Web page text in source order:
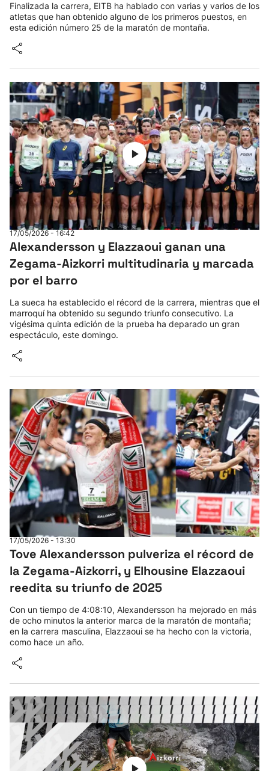
Finalizada la carrera, EITB ha hablado con varias y varios de los
atletas que han obtenido alguno de los primeros puestos, en
esta edición número 25 de la maratón de montaña.
17/05/2026 - 16:42
Alexandersson y Elazzaoui ganan una
Zegama-Aizkorri multitudinaria y marcada
por el barro
La sueca ha establecido el récord de la carrera, mientras que el
marroquí ha obtenido su segundo triunfo consecutivo. La
vigésima quinta edición de la prueba ha deparado un gran
espectáculo, este domingo.
17/05/2026 - 13:30
Tove Alexandersson pulveriza el récord de
la Zegama-Aizkorri, y Elhousine Elazzaoui
reedita su triunfo de 2025
Con un tiempo de 4:08:10, Alexandersson ha mejorado en más
de ocho minutos la anterior marca de la maratón de montaña;
en la carrera masculina, Elazzaoui se ha hecho con la victoria,
como hace un año.